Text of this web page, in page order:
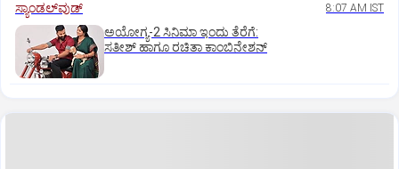
ಸ್ಯಾಂಡಲ್‌ವುಡ್‌ 8:07 AM IST
ಅಯೋಗ್ಯ-2 ಸಿನಿಮಾ ಇಂದು ತೆರೆಗೆ:
ಸತೀಶ್‌ ಹಾಗೂ ರಚಿತಾ ಕಾಂಬಿನೇಶನ್‌